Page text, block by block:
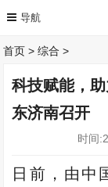
首页 >综合 >
科技赋能，
东济南召开
时间
日前，由中